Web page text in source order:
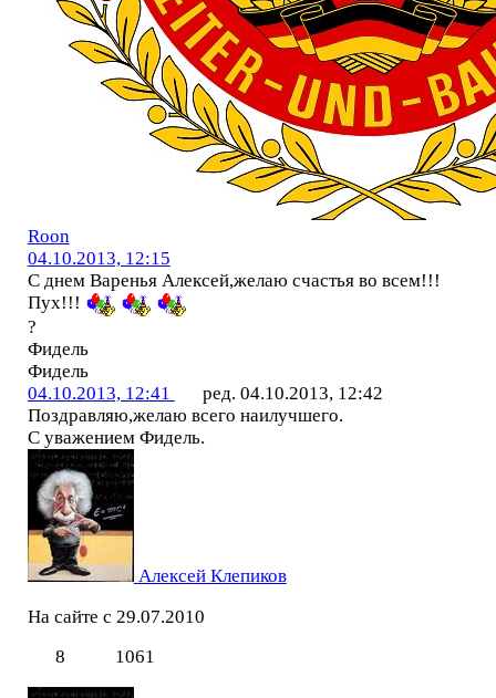
Roon
04.10.2013, 12:15
С днем Варенья Алексей,желаю счастья во всем!!!
Пух!!!
?
Фидель
Фидель
04.10.2013, 12:41
ред. 04.10.2013, 12:42
Поздравляю,желаю всего наилучшего.
С уважением Фидель.
Алексей Клепиков
На сайте с 29.07.2010
8
1061